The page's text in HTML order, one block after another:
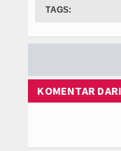
TAGS:
KOMENTAR